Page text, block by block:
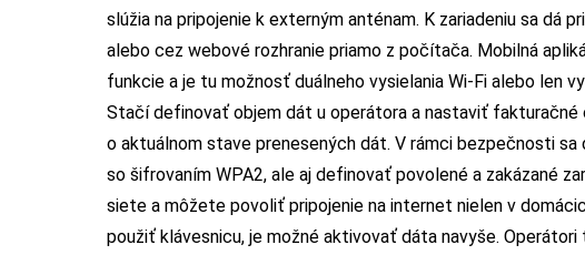
slúžia na pripojenie k externým anténam. K zariadeniu sa dá
alebo cez webové rozhranie priamo z počítača. Mobilná
funkcie a je tu možnosť duálneho vysielania Wi-Fi alebo len
Stačí definovať objem dát u operátora a nastaviť
o aktuálnom stave prenesených dát. V rámci bezpečnosti
so šifrovaním WPA2, ale aj definovať povolené a zakázané
siete a môžete povoliť pripojenie na internet nielen v
použiť klávesnicu, je možné aktivovať dáta navyše.